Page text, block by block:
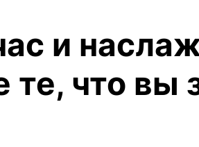
и
что вы